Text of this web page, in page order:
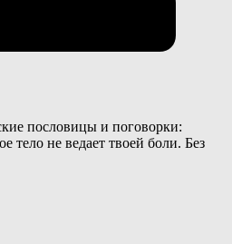
пословицы и поговорки:
не ведает твоей боли. Без